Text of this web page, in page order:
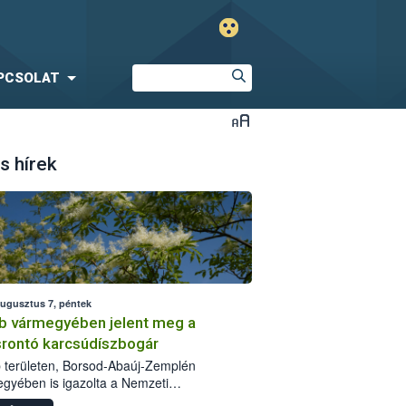
hírek
7, péntek
vármegyében jelent meg a
karcsúdíszbogár
területen, Borsod-Abaúj-Zemplén
is igazolta a Nemzeti
biztonsági Hivatal (Nébih) a